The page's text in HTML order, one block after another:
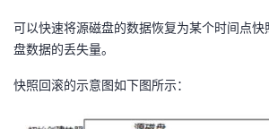
可以快速将源磁盘的数据恢复为某个时间点
盘数据的丢失量。
快照回滚的示意图如下图所示：